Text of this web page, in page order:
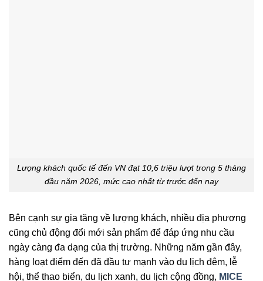
Lượng khách quốc tế đến VN đạt 10,6 triệu lượt trong 5 tháng
đầu năm 2026, mức cao nhất từ trước đến nay
Bên cạnh sự gia tăng về lượng khách, nhiều địa phương
cũng chủ động đổi mới sản phẩm để đáp ứng nhu cầu
ngày càng đa dạng của thị trường. Những năm gần đây,
hàng loạt điểm đến đã đầu tư mạnh vào du lịch đêm, lễ
hội, thể thao biển, du lịch xanh, du lịch cộng đồng, MICE